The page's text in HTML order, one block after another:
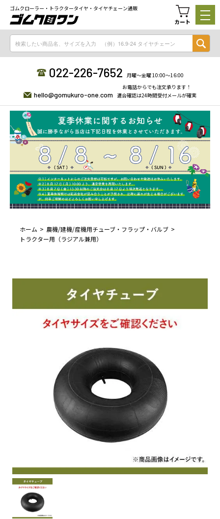
ゴムクローラー・トラクタータイヤ・タイヤチェーン通販
カート
022-226-7652 月曜〜金曜 10:00〜16:00
hello@gomukuro-one.com
お電話からでも注文承ります！
適合確認は24時間受付メールが確実
ホーム
農機/建機/産機用チューブ・フラップ・バルブ
トラクター用（ラジアル兼用）